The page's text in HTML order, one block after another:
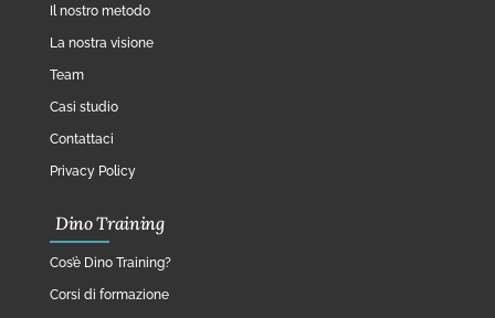
Il nostro metodo
La nostra visione
Team
Casi studio
Contattaci
Privacy Policy
Dino Training
Cos’è Dino Training?
Corsi di formazione